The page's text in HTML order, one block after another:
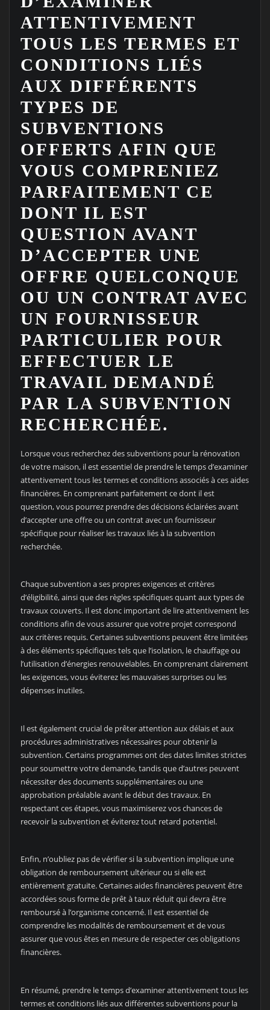
ATTENTIVEMENT
TOUS LES TERMES ET
CONDITIONS LIÉS
AUX DIFFÉRENTS
TYPES DE
SUBVENTIONS
OFFERTS AFIN QUE
VOUS COMPRENIEZ
PARFAITEMENT CE
DONT IL EST
QUESTION AVANT
D’ACCEPTER UNE
OFFRE QUELCONQUE
OU UN CONTRAT AVEC
UN FOURNISSEUR
PARTICULIER POUR
EFFECTUER LE
TRAVAIL DEMANDÉ
PAR LA SUBVENTION
RECHERCHÉE.
Lorsque vous recherchez des subventions pour la rénovation
de votre maison, il est essentiel de prendre le temps d’examiner
attentivement tous les termes et conditions associés à ces aides
financières. En comprenant parfaitement ce dont il est
question, vous pourrez prendre des décisions éclairées avant
d’accepter une offre ou un contrat avec un fournisseur
spécifique pour réaliser les travaux liés à la subvention
recherchée.
Chaque subvention a ses propres exigences et critères
d’éligibilité, ainsi que des règles spécifiques quant aux types de
travaux couverts. Il est donc important de lire attentivement les
conditions afin de vous assurer que votre projet correspond
aux critères requis. Certaines subventions peuvent être limitées
à des éléments spécifiques tels que l’isolation, le chauffage ou
l’utilisation d’énergies renouvelables. En comprenant clairement
les exigences, vous éviterez les mauvaises surprises ou les
dépenses inutiles.
Il est également crucial de prêter attention aux délais et aux
procédures administratives nécessaires pour obtenir la
subvention. Certains programmes ont des dates limites strictes
pour soumettre votre demande, tandis que d’autres peuvent
nécessiter des documents supplémentaires ou une
approbation préalable avant le début des travaux. En
respectant ces étapes, vous maximiserez vos chances de
recevoir la subvention et éviterez tout retard potentiel.
Enfin, n’oubliez pas de vérifier si la subvention implique une
obligation de remboursement ultérieur ou si elle est
entièrement gratuite. Certaines aides financières peuvent être
accordées sous forme de prêt à taux réduit qui devra être
remboursé à l’organisme concerné. Il est essentiel de
comprendre les modalités de remboursement et de vous
assurer que vous êtes en mesure de respecter ces obligations
financières.
En résumé, prendre le temps d’examiner attentivement tous les
termes et conditions liés aux différentes subventions pour la